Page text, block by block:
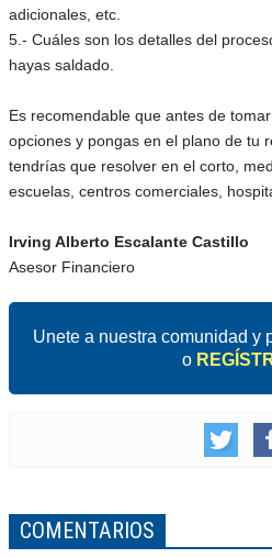
adicionales, etc.
5.- Cuáles son los detalles del
hayas saldado.
Es recomendable que antes de
opciones y pongas en el plano de tu
tendrías que resolver en el corto,
escuelas, centros comerciales,
Irving Alberto Escalante Castillo
Asesor Financiero
Unete a nuestra comunidad y
o
COMENTARIOS